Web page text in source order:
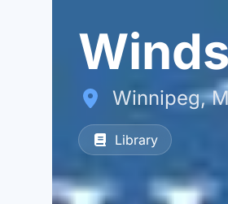
Winnipeg,
Library